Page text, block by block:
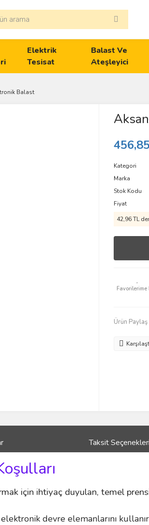
Elektrik
Tesisat
Balast Ve
Ateşleyici
Balast
Kategori
Marka
Stok Kodu
Fiyat
42,96 TL
Ürün Paylaş
Taksit Seçenekleri
için ihtiyaç duyulan, temel
devre elemanlarını